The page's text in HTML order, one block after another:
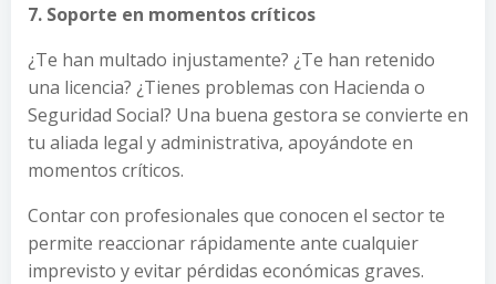
7. Soporte en momentos críticos
¿Te han multado injustamente? ¿Te han retenido
una licencia? ¿Tienes problemas con Hacienda o
Seguridad Social? Una buena gestora se convierte en
tu aliada legal y administrativa, apoyándote en
momentos críticos.
Contar con profesionales que conocen el sector te
permite reaccionar rápidamente ante cualquier
imprevisto y evitar pérdidas económicas graves.